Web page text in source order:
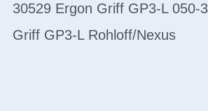
30529 Ergon Griff GP3-L 050-
Griff GP3-L Rohloff/Nexus